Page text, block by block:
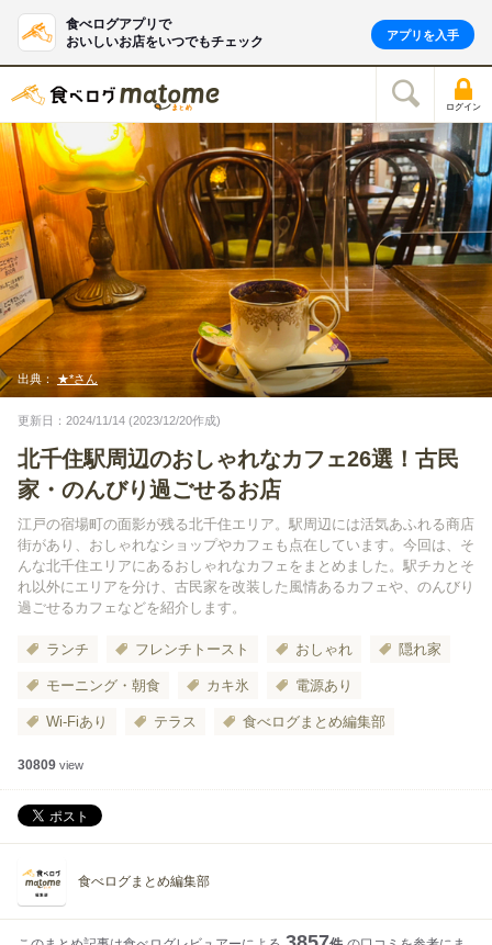
食べログアプリで
おいしいお店をいつでもチェック
アプリを入手
ログイン
出典： ★*さん
更新日：2024/11/14 (2023/12/20作成)
北千住駅周辺のおしゃれなカフェ26選！古民
家・のんびり過ごせるお店
江戸の宿場町の面影が残る北千住エリア。駅周辺には活気あふれる商店
街があり、おしゃれなショップやカフェも点在しています。今回は、そ
んな北千住エリアにあるおしゃれなカフェをまとめました。駅チカとそ
れ以外にエリアを分け、古民家を改装した風情あるカフェや、のんびり
過ごせるカフェなどを紹介します。
ランチ フレンチトースト おしゃれ 隠れ家
モーニング・朝食 カキ氷 電源あり
Wi-Fiあり テラス 食べログまとめ編集部
30809 view
食べログまとめ編集部